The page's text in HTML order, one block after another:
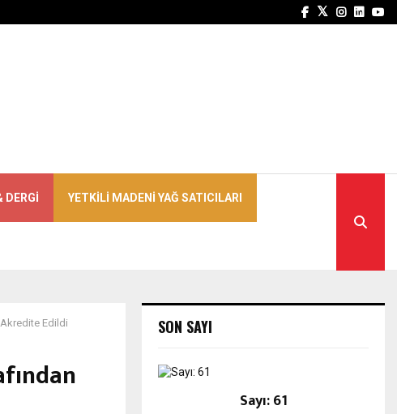
Facebook
Twitter
Instagram
DERGI YETKILI MADENI YAĞ SATICILARI
Edildi SON SAYI
Sayı: 61